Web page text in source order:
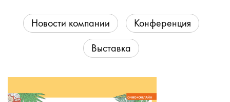
Новости компании
Конференция
Выставка